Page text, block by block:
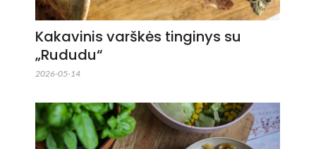
Kakavinis varškės tinginys su
„Rududu“
2026-05-14